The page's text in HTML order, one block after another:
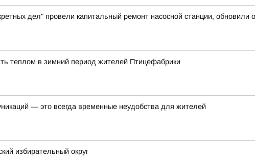
дел" провели капитальный ремонт насосной станции, обновили
теплом в зимний период жителей Птицефабрики
— это всегда временные неудобства для жителей
избирательный округ